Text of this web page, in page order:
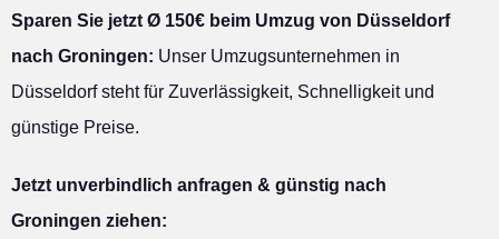
Sparen Sie jetzt Ø 150€ beim Umzug von Düsseldorf
nach Groningen: Unser Umzugsunternehmen in
Düsseldorf steht für Zuverlässigkeit, Schnelligkeit und
günstige Preise.
Jetzt unverbindlich anfragen & günstig nach
Groningen ziehen: